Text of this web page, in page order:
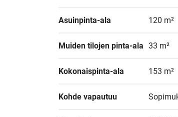
Asuinpinta-ala 120 m²
Muiden tilojen pinta-ala 33 m²
Kokonaispinta-ala 153 m²
Kohde vapautuu